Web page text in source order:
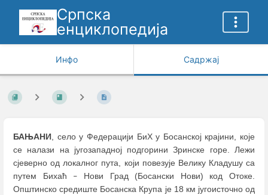
Српска
енциклопедија
Инфо Садржај
БАЊАНИ, село у Федерацији БиХ у Босанској крајини, које
се налази на југозападној подгорини Зринске горе. Лежи
сјеверно од локалног пута, који повезује Велику Кладушу са
путем Бихаћ – Нови Град (Босански Нови) код Отоке.
Општинско средиште Босанска Крупа је 18 км југоисточно од